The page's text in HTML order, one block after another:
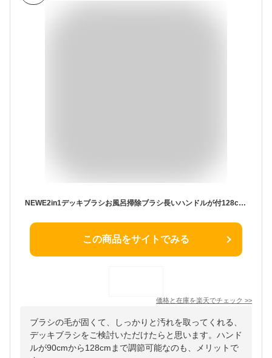
NEWE2in1デッキブラシお風呂掃除ブラシ長いハンドルが付128cmスキージバー付きゴムポンバスブラシ浴室、浴槽、壁、床、水槽、ガラス、テラスの清掃に使用
この商品をサイトでみる
価格と在庫を楽天でチェック >>
ブラシの毛が固くて、しっかりと汚れを取ってくれる、
デッキブラシをご検討いただけたらと思います。ハンド
ルが90cmから128cmまで調節可能なのも、メリットで